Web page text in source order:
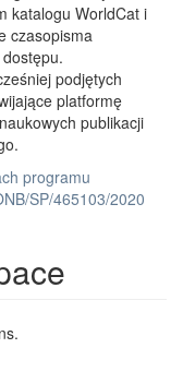
katalogu WorldCat i
czasopisma
podjętych
platformę
publikacji
programu
SP/465103/2020